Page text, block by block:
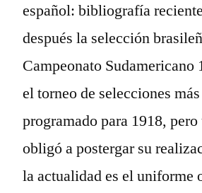
español: bibliografía
después la selección
Campeonato
el torneo de selecciones
programado para 1918,
obligó a postergar su
la actualidad es el uniforme